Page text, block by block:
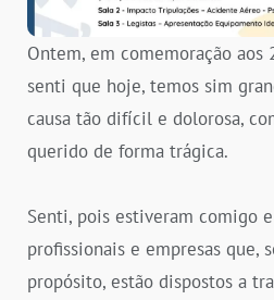
Ontem, em comemoração aos
senti que hoje, temos sim
causa tão difícil e dolorosa,
querido de forma trágica.
Senti, pois estiveram comigo
profissionais e empresas que,
propósito, estão dispostos a